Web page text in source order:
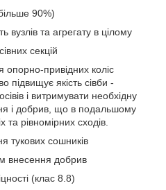
90%)
вузлів та агрегату в цілому
секцій
опорно-привідних коліс
підвищує якість сівби -
і витримувати необхідну
і добрив, що в подальшому
рівномірних сходів.
тукових сошників
внесення добрив
(клас 8.8)